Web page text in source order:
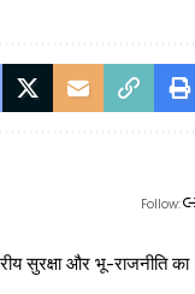
Follow:
सुरक्षा और भू-राजनीति का